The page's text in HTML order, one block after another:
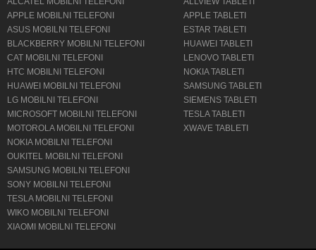
APPLE MOBILNI TELEFONI
ASUS MOBILNI TELEFONI
BLACKBERRY MOBILNI TELEFONI
CAT MOBILNI TELEFONI
HTC MOBILNI TELEFONI
HUAWEI MOBILNI TELEFONI
LG MOBILNI TELEFONI
MICROSOFT MOBILNI TELEFONI
MOTOROLA MOBILNI TELEFONI
NOKIA MOBILNI TELEFONI
OUKITEL MOBILNI TELEFONI
SAMSUNG MOBILNI TELEFONI
SONY MOBILNI TELEFONI
TESLA MOBILNI TELEFONI
WIKO MOBILNI TELEFONI
XIAOMI MOBILNI TELEFONI
APPLE TABLETI
ESTAR TABLETI
HUAWEI TABLETI
LENOVO TABLETI
NOKIA TABLETI
SAMSUNG TABLETI
SIEMENS TABLETI
TESLA TABLETI
XWAVE TABLETI